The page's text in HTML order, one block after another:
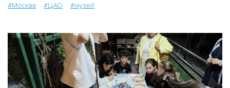
#Москва #ЦАО #музей